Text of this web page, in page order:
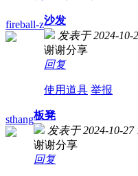
fireball-z沙发
发表于 2024-10-
谢谢分享
回复
使用道具 举报
sthang板凳
发表于 2024-10-27
谢谢分享
回复